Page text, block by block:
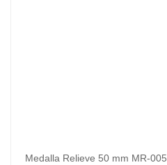
Medalla Relieve 50 mm MR-005